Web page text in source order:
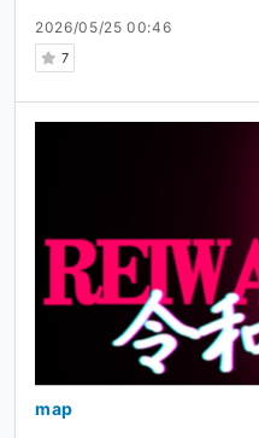
2026/05/25 00:46
7
map